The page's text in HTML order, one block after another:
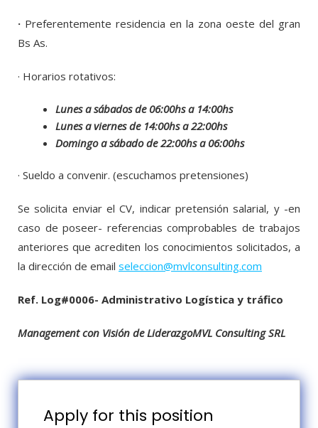
· Preferentemente residencia en la zona oeste del gran
Bs As.
· Horarios rotativos:
Lunes a sábados de 06:00hs a 14:00hs
Lunes a viernes de 14:00hs a 22:00hs
Domingo a sábado de 22:00hs a 06:00hs
· Sueldo a convenir. (escuchamos pretensiones)
Se solicita enviar el CV, indicar pretensión salarial, y -en
caso de poseer- referencias comprobables de trabajos
anteriores que acrediten los conocimientos solicitados, a
la dirección de email seleccion@mvlconsulting.com
Ref. Log#0006- Administrativo Logística y tráfico
Management con Visión de LiderazgoMVL Consulting SRL
Apply for this position